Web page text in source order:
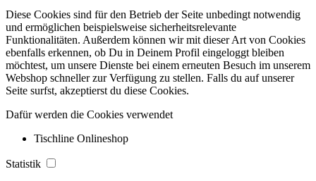
Diese Cookies sind für den Betrieb der Seite unbedingt notwendig
und ermöglichen beispielsweise sicherheitsrelevante
Funktionalitäten. Außerdem können wir mit dieser Art von Cookies
ebenfalls erkennen, ob Du in Deinem Profil eingeloggt bleiben
möchtest, um unsere Dienste bei einem erneuten Besuch im unserem
Webshop schneller zur Verfügung zu stellen. Falls du auf unserer
Seite surfst, akzeptierst du diese Cookies.
Dafür werden die Cookies verwendet
Tischline Onlineshop
Statistik